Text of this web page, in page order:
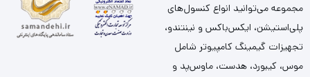
مجموعه می‌توانید انواع کنسول‌های
پلی‌استیشن، ایکس‌باکس و نینتندو،
تجهیزات گیمینگ کامپیوتر شامل
موس، کیبورد، هدست، ماوس‌پد و